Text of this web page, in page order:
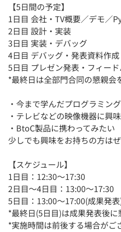
【5日間の予定】
1日目 会社・TV概要／デモ／
2日目 設計・実装
3日目 実装・デバッグ
4日目 デバッグ・発表資料作成
5日目 プレゼン発表・フィー
*最終日は全部門合同の懇親会
・今まで学んだプログラミン
・テレビなどの映像機器に興
・BtoC製品に携わってみた
少しでも興味をお持ちの方は
【スケジュール】
1日目：12:30～17:30
2日目～4日目：13:00～17:30
5日目：13:00～17:00(成果発
*最終日(5日目)は成果発表後に
*実施時間は前後する場合がご